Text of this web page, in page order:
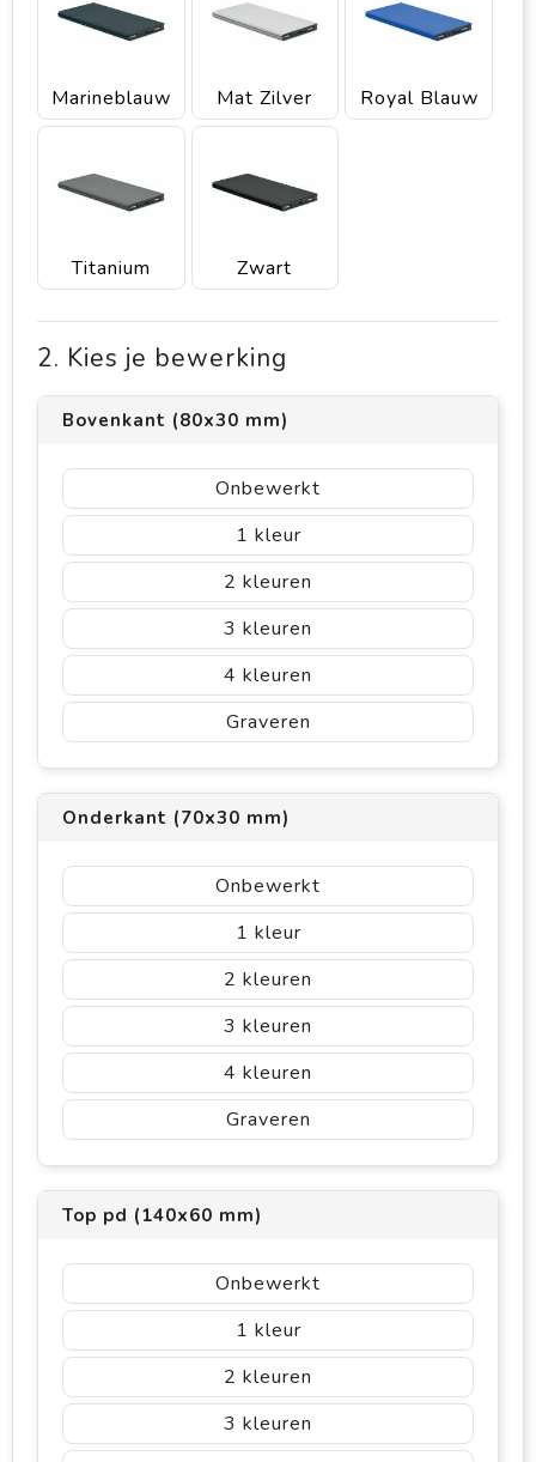
Marineblauw Mat Zilver Royal Blauw
Titanium Zwart
2. Kies je bewerking
Bovenkant (80x30 mm)
Onbewerkt
1
2
3
4
Graveren
Onderkant (70x30 mm)
Onbewerkt
1
2
3
4
Graveren
Top pd (140x60 mm)
Onbewerkt
1
2
3